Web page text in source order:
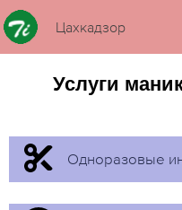
Цахкадзор
Услуги
Одноразовые